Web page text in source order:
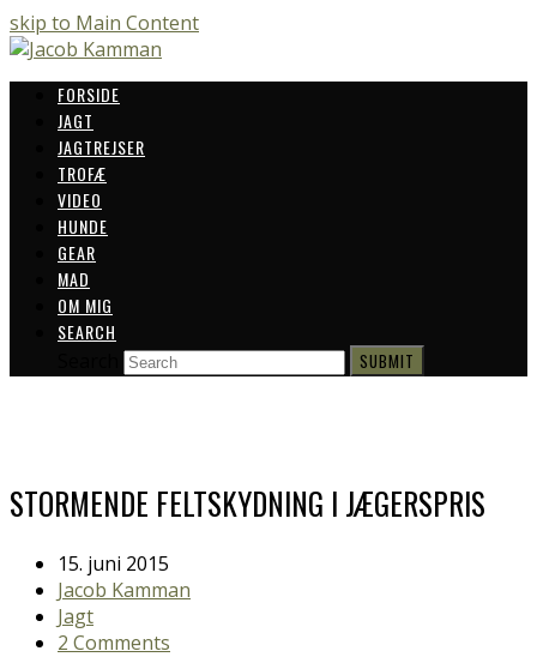
skip to Main Content
FORSIDE
JAGT
JAGTREJSER
TROFÆ
VIDEO
HUNDE
GEAR
MAD
OM MIG
SEARCH
SUBMIT
STORMENDE FELTSKYDNING I JÆGERSPRIS
15. juni 2015
Jacob Kamman
Jagt
2 Comments